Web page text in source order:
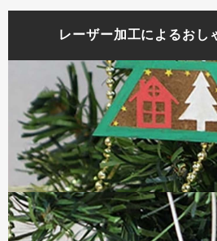
レーザー加工によるおし